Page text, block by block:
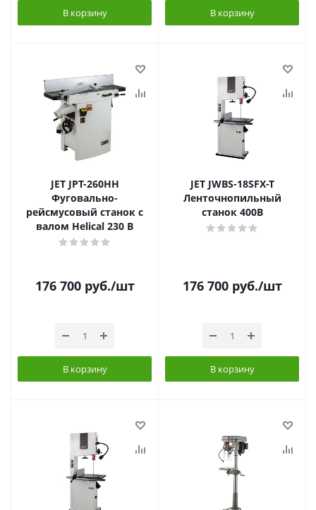
В корзину В корзину
JET JPT-260HH
Фуговально-
рейсмусовый станок с
валом Helical 230 В
176 700руб./шт
В корзину
JET JWBS-18SFX-T
Ленточнопильный
станок 400В
176 700руб./шт
В корзину